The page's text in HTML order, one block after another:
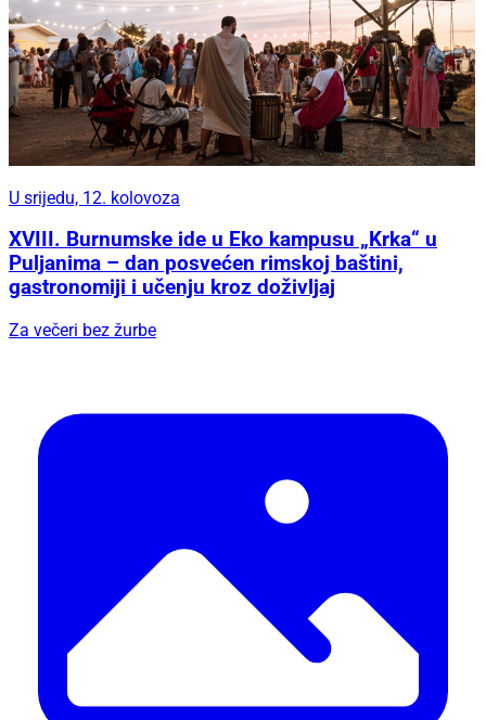
U srijedu, 12. kolovoza
XVIII. Burnumske ide u Eko kampusu „Krka“ u
Puljanima – dan posvećen rimskoj baštini,
gastronomiji i učenju kroz doživljaj
Za večeri bez žurbe